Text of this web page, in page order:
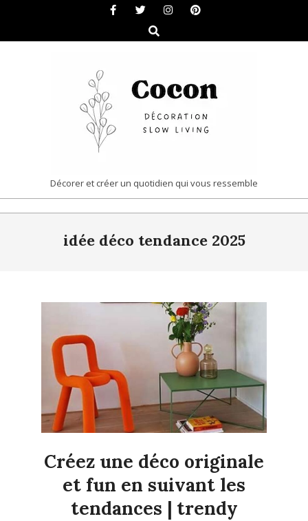
content
Search
COCON
|
DÉCORATION
LIVING
Décorer et créer un quotidien qui vous ressemble
idée déco tendance 2025
Créez une déco originale
et fun en suivant les
tendances | trendy